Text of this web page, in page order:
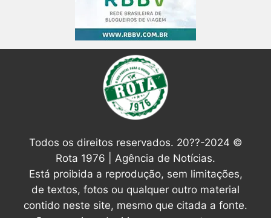
Todos os direitos reservados. 20??-2024 ©
Rota 1976 | Agência de Notícias.
Está proibida a reprodução, sem limitações,
de textos, fotos ou qualquer outro material
contido neste site, mesmo que citada a fonte.